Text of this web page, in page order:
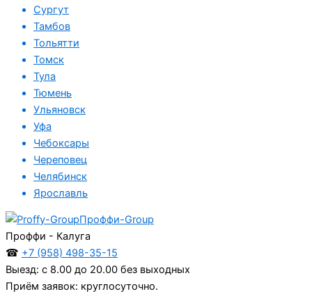
Сургут
Тамбов
Тольятти
Томск
Тула
Тюмень
Ульяновск
Уфа
Чебоксары
Череповец
Челябинск
Ярославль
Проффи-Group
Проффи - Калуга
☎ +7 (958) 498-35-15
Выезд: с 8.00 до 20.00 без выходных
Приём заявок: круглосуточно.